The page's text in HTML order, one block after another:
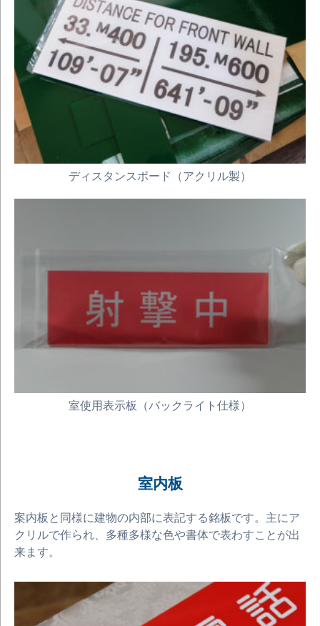
ディスタンスボード（アクリル製）
室使用表示板（バックライト仕様）
室内板
案内板と同様に建物の内部に表記する銘板です。主にア
クリルで作られ、多種多様な色や書体で表わすことが出
来ます。